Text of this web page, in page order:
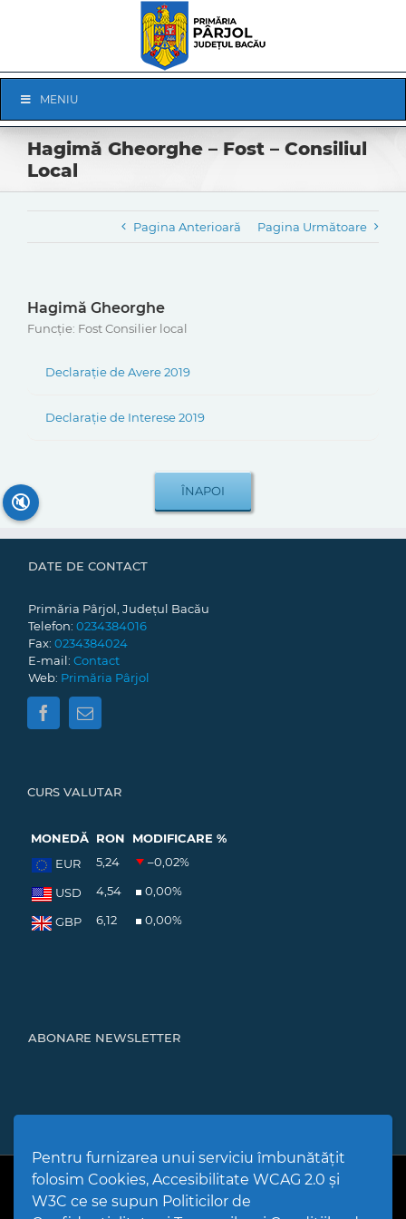
Pentru furnizarea unui serviciu îmbunătățit
folosim Cookies, Accesibilitate WCAG 2.0 și
W3C ce se supun Politicilor de
Navigation
MENIU
Hagimă Gheorghe – Fost – Consiliul
Local
Pagina Anterioară Pagina Următoare
Hagimă Gheorghe
Funcție: Fost Consilier local
Declarație de Avere 2019
Declarație de Interese 2019
DATE DE CONTACT
Primăria Pârjol, Județul Bacău
Telefon: 0234384016
Fax: 0234384024
E-mail: Contact
Web: Primăria Pârjol
CURS VALUTAR
MONEDĂ RON
MODIFICARE %
EUR
5,24 –0,02%
USD 4,54 0,00%
GBP 6,12 0,00%
ABONARE NEWSLETTER
PPW @2026 |Hartă Website|Setări Cookies și Accesibilitate
Politică de utilizare Cookies|Politică de confidențialitate site
Termeni și condiții de utilizare a site-ului
🔇